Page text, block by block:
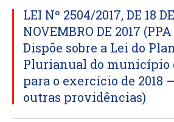
LEI Nº 2504/2017, DE 18 DE
NOVEMBRO DE 2017
Dispõe sobre a Lei do
Plurianual do município
para o exercício de 2018
outras providências)